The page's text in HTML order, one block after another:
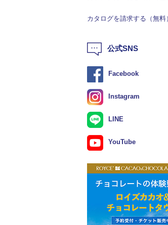
カタログを請求する（無料
公式SNS
Facebook
Instagram
LINE
YouTube